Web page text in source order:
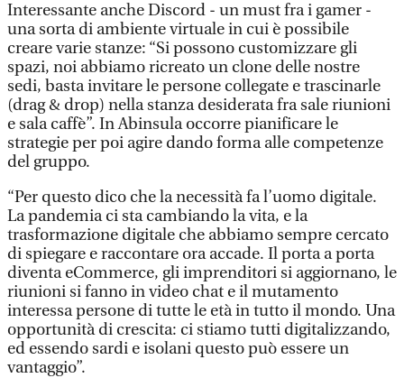
Interessante anche Discord - un must fra i gamer -
una sorta di ambiente virtuale in cui è possibile
creare varie stanze: “Si possono customizzare gli
spazi, noi abbiamo ricreato un clone delle nostre
sedi, basta invitare le persone collegate e trascinarle
(drag & drop) nella stanza desiderata fra sale riunioni
e sala caffè”. In Abinsula occorre pianificare le
strategie per poi agire dando forma alle competenze
del gruppo.
“Per questo dico che la necessità fa l’uomo digitale.
La pandemia ci sta cambiando la vita, e la
trasformazione digitale che abbiamo sempre cercato
di spiegare e raccontare ora accade. Il porta a porta
diventa eCommerce, gli imprenditori si aggiornano, le
riunioni si fanno in video chat e il mutamento
interessa persone di tutte le età in tutto il mondo. Una
opportunità di crescita: ci stiamo tutti digitalizzando,
ed essendo sardi e isolani questo può essere un
vantaggio”.